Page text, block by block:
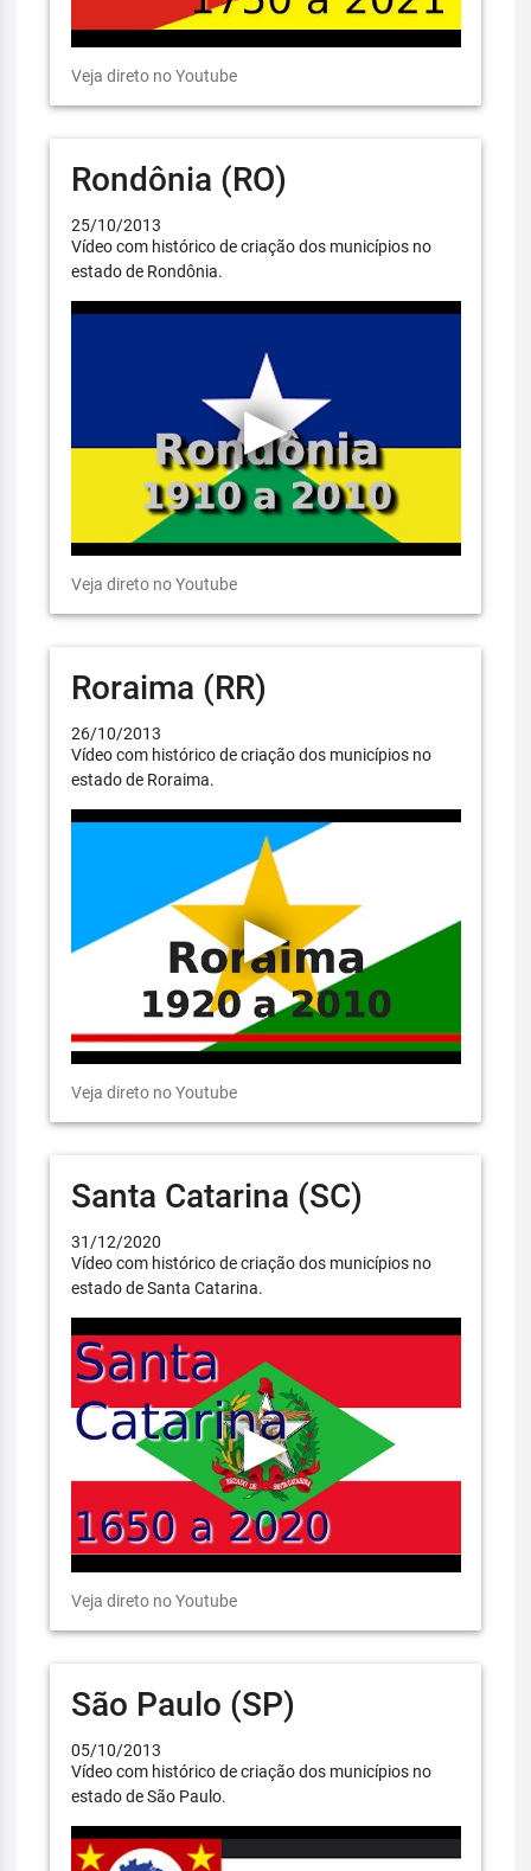
Veja direto no Youtube
Rondônia (RO)
25/10/2013
Vídeo com histórico de criação dos municípios no
estado de Rondônia.
Veja direto no Youtube
Roraima (RR)
26/10/2013
Vídeo com histórico de criação dos municípios no
estado de Roraima.
Veja direto no Youtube
Santa Catarina (SC)
31/12/2020
Vídeo com histórico de criação dos municípios no
estado de Santa Catarina.
Veja direto no Youtube
São Paulo (SP)
05/10/2013
Vídeo com histórico de criação dos municípios no
estado de São Paulo.